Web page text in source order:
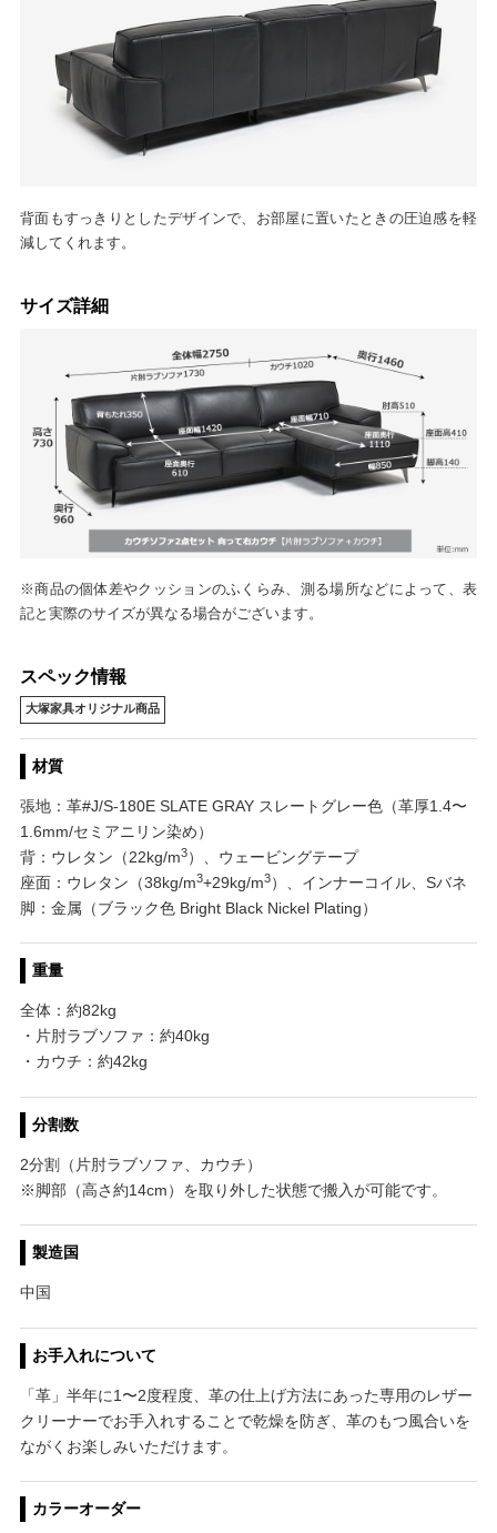
背面もすっきりとしたデザインで、お部屋に置いたときの圧迫感を軽
減してくれます。
サイズ詳細
※商品の個体差やクッションのふくらみ、測る場所などによって、表
記と実際のサイズが異なる場合がございます。
スペック情報
大塚家具オリジナル商品
材質
張地：革#J/S-180E SLATE GRAY スレートグレー色（革厚1.4〜
1.6mm/セミアニリン染め）
背：ウレタン（22kg/m3）、ウェービングテープ
座面：ウレタン（38kg/m3+29kg/m3）、インナーコイル、Sバネ
脚：金属（ブラック色 Bright Black Nickel Plating）
重量
全体：約82kg
・片肘ラブソファ：約40kg
・カウチ：約42kg
分割数
2分割（片肘ラブソファ、カウチ）
※脚部（高さ約14cm）を取り外した状態で搬入が可能です。
製造国
中国
お手入れについて
「革」半年に1〜2度程度、革の仕上げ方法にあった専用のレザー
クリーナーでお手入れすることで乾燥を防ぎ、革のもつ風合いを
ながくお楽しみいただけます。
カラーオーダー